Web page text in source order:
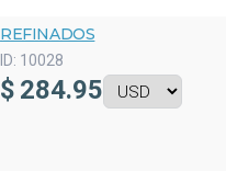
REFINADOS
ID: 10028
$ 284.95